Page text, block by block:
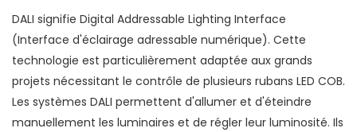
DALI signifie Digital Addressable Lighting Interface
(Interface d'éclairage adressable numérique). Cette
technologie est particulièrement adaptée aux grands
projets nécessitant le contrôle de plusieurs rubans LED COB.
Les systèmes DALI permettent d'allumer et d'éteindre
manuellement les luminaires et de régler leur luminosité. Ils